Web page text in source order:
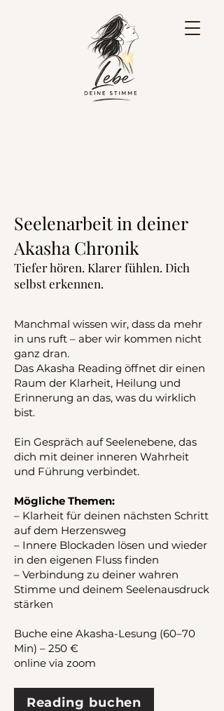
Seelenarbeit in deiner
Akasha Chronik
Tiefer hören. Klarer fühlen. Dich
selbst erkennen.
Manchmal wissen wir, dass da mehr
in uns ruft – aber wir kommen nicht
ganz dran.
Das Akasha Reading öffnet dir einen
Raum der Klarheit, Heilung und
Erinnerung an das, was du wirklich
bist.
Ein Gespräch auf Seelenebene, das
dich mit deiner inneren Wahrheit
und Führung verbindet.
Mögliche Themen:
– Klarheit für deinen nächsten Schritt
auf dem Herzensweg
– Innere Blockaden lösen und wieder
in den eigenen Fluss finden
– Verbindung zu deiner wahren
Stimme und deinem Seelenausdruck
stärken
Buche eine Akasha-Lesung (60–70
Min) – 250 €
online via zoom
Reading buchen